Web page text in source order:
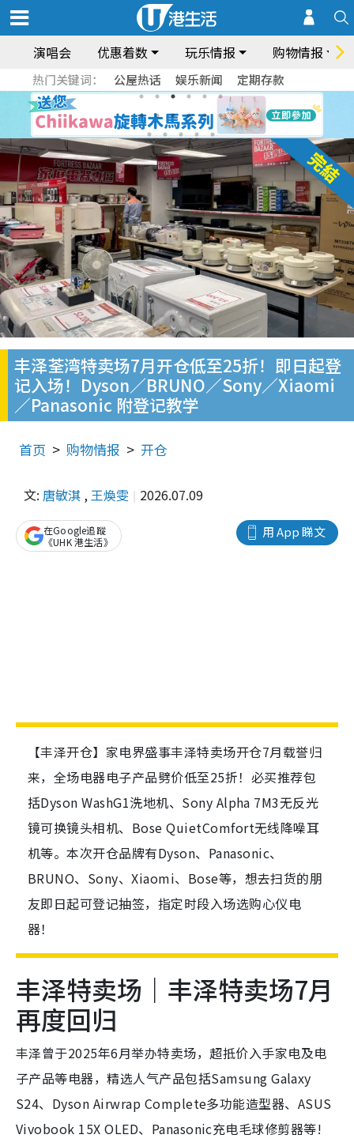
演唱会 优惠着数 玩乐情报 购物情报
热门关键词： 公屋热话 娱乐新闻 定期存款
丰泽荃湾特卖场7月开仓低至25折！即日起登
记入场！Dyson／BRUNO／Sony／Xiaomi
／Panasonic 附登记教学
首页 购物情报 开仓
文: 唐敏淇 ,王煥雯 2026.07.09
用 App 睇文
在Google追蹤
《UHK 港生活》
【丰泽开仓】家电界盛事丰泽特卖场开仓7月载誉归
来，全场电器电子产品劈价低至25折！必买推荐包
括Dyson WashG1洗地机、Sony Alpha 7M3无反光
镜可换镜头相机、Bose QuietComfort无线降噪耳
机等。本次开仓品牌有Dyson、Panasonic、
BRUNO、Sony、Xiaomi、Bose等，想去扫货的朋
友即日起可登记抽签，指定时段入场选购心仪电
器！
丰泽特卖场｜丰泽特卖场7月
再度回归
丰泽曾于2025年6月举办特卖场，超抵价入手家电及电
子产品等电器，精选人气产品包括Samsung Galaxy
S24、Dyson Airwrap Complete多功能造型器、ASUS
Vivobook 15X OLED、Panasonic充电毛球修剪器等!